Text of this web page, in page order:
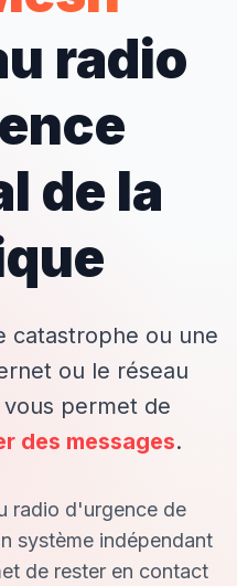
radio
de la
catastrophe ou une
ou le réseau
permet de
des messages.
radio d'urgencede
système indépendant
de rester en contact